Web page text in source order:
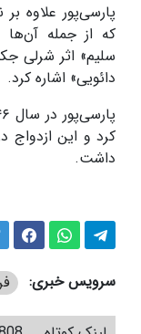
پارسی‌پور علاوه
که از جمله آن‌ها
سلیم» اثر شرلی
دائویی» اشاره کرد.
داشت.
سرویس خبری: